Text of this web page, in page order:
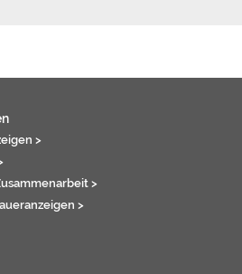
>
>
>